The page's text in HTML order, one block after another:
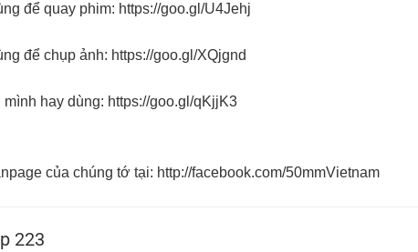
để quay phim: https://goo.gl/U4Jehj
để chụp ảnh: https://goo.gl/XQjgnd
hay dùng: https://goo.gl/qKjjK3
của chúng tớ tại: http://facebook.com/50mmVietnam
223